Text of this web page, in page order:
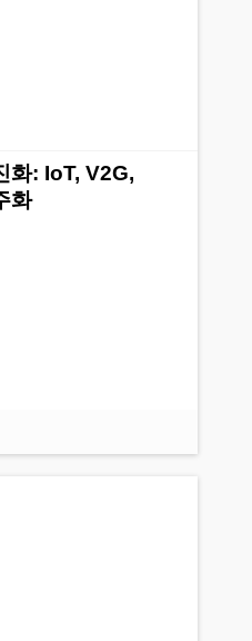
화: IoT, V2G,
화